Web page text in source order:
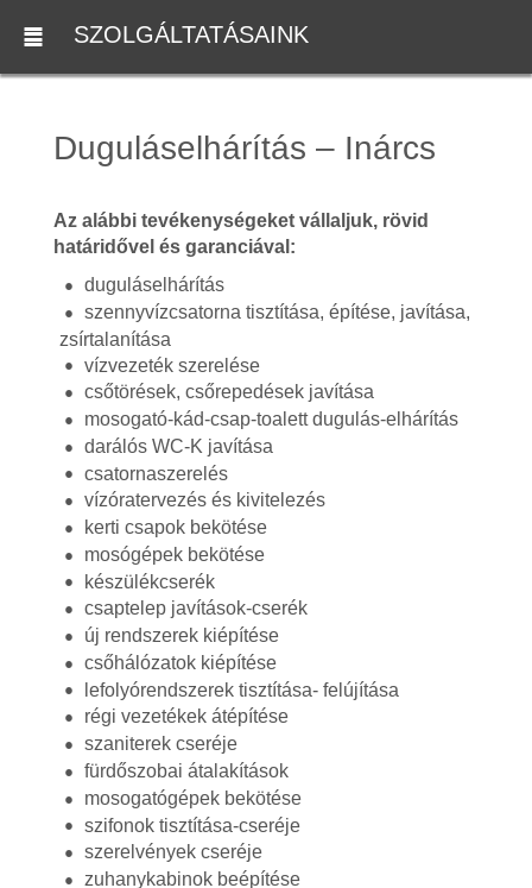
SZOLGÁLTATÁSAINK
Duguláselhárítás – Inárcs
Az alábbi tevékenységeket vállaljuk, rövid
határidővel és garanciával:
duguláselhárítás
szennyvízcsatorna tisztítása, építése, javítása,
zsírtalanítása
vízvezeték szerelése
csőtörések, csőrepedések javítása
mosogató-kád-csap-toalett dugulás-elhárítás
darálós WC-K javítása
csatornaszerelés
vízóratervezés és kivitelezés
kerti csapok bekötése
mosógépek bekötése
készülékcserék
csaptelep javítások-cserék
új rendszerek kiépítése
csőhálózatok kiépítése
lefolyórendszerek tisztítása- felújítása
régi vezetékek átépítése
szaniterek cseréje
fürdőszobai átalakítások
mosogatógépek bekötése
szifonok tisztítása-cseréje
szerelvények cseréje
zuhanykabinok beépítése